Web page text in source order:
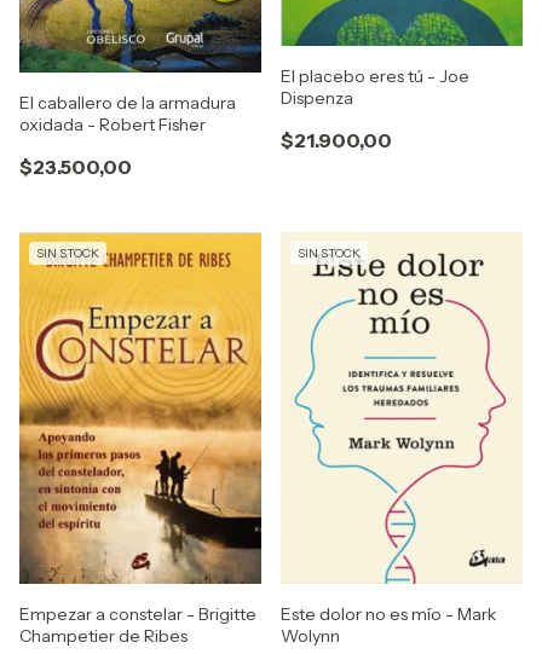
El caballero de la armadura
oxidada - Robert Fisher
$23.500,00
El placebo eres tú - Joe
Dispenza
$21.900,00
SIN STOCK
Empezar a constelar - Brigitte
Champetier de Ribes
SIN STOCK
Este dolor no es mío - Mark
Wolynn